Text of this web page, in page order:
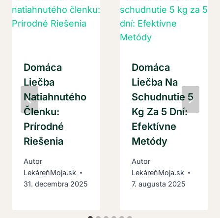
Domáca
Liečba
Natiahnutého
Členku:
Prírodné
Riešenia
Autor
LekáreňMoja.sk
31. decembra 2025
Domáca
Liečba Na
Schudnutie 5
Kg Za 5 Dní:
Efektívne
Metódy
Autor
LekáreňMoja.sk
7. augusta 2025